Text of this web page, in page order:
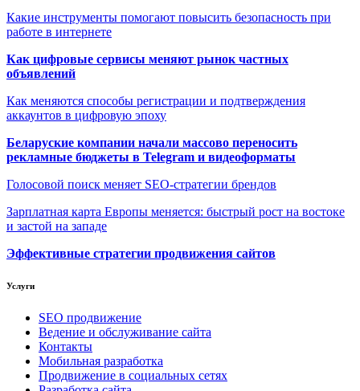
Какие инструменты помогают повысить безопасность при
работе в интернете
Как цифровые сервисы меняют рынок частных
объявлений
Как меняются способы регистрации и подтверждения
аккаунтов в цифровую эпоху
Беларуские компании начали массово переносить
рекламные бюджеты в Telegram и видеоформаты
Голосовой поиск меняет SEO-стратегии брендов
Зарплатная карта Европы меняется: быстрый рост на востоке
и застой на западе
Эффективные стратегии продвижения сайтов
Услуги
SEO продвижение
Ведение и обслуживание сайта
Контакты
Мобильная разработка
Продвижение в социальных сетях